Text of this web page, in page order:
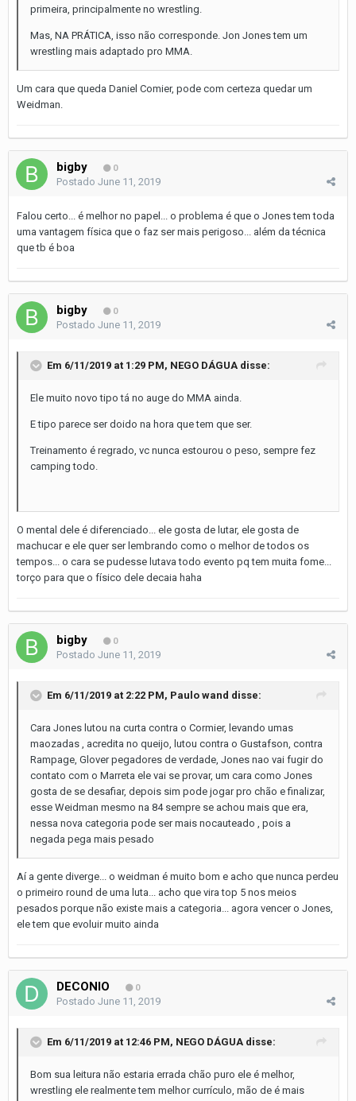
primeira, principalmente no wrestling.
Mas, NA PRÁTICA, isso não corresponde. Jon Jones tem um
wrestling mais adaptado pro MMA.
Um cara que queda Daniel Comier, pode com certeza quedar um
Weidman.
bigby 0
Postado June 11, 2019
Falou certo... é melhor no papel... o problema é que o Jones tem toda
uma vantagem física que o faz ser mais perigoso... além da técnica
que tb é boa
bigby 0
Postado June 11, 2019
Em 6/11/2019 at 1:29 PM, NEGO DÁGUA disse:
Ele muito novo tipo tá no auge do MMA ainda.
E tipo parece ser doido na hora que tem que ser.
Treinamento é regrado, vc nunca estourou o peso, sempre fez
camping todo.
O mental dele é diferenciado... ele gosta de lutar, ele gosta de
machucar e ele quer ser lembrando como o melhor de todos os
tempos... o cara se pudesse lutava todo evento pq tem muita fome...
torço para que o físico dele decaia haha
bigby 0
Postado June 11, 2019
Em 6/11/2019 at 2:22 PM, Paulo wand disse:
Cara Jones lutou na curta contra o Cormier, levando umas
maozadas , acredita no queijo, lutou contra o Gustafson, contra
Rampage, Glover pegadores de verdade, Jones nao vai fugir do
contato com o Marreta ele vai se provar, um cara como Jones
gosta de se desafiar, depois sim pode jogar pro chão e finalizar,
esse Weidman mesmo na 84 sempre se achou mais que era,
nessa nova categoria pode ser mais nocauteado , pois a
negada pega mais pesado
Aí a gente diverge... o weidman é muito bom e acho que nunca perdeu
o primeiro round de uma luta... acho que vira top 5 nos meios
pesados porque não existe mais a categoria... agora vencer o Jones,
ele tem que evoluir muito ainda
DECONIO 0
Postado June 11, 2019
Em 6/11/2019 at 12:46 PM, NEGO DÁGUA disse:
Bom sua leitura não estaria errada chão puro ele é melhor,
wrestling ele realmente tem melhor currículo, mão de é mais